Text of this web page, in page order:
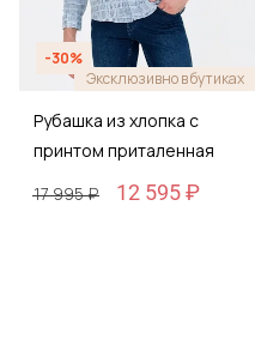
-30%
Эксклюзивно в бутиках
Рубашка из хлопка с
принтом приталенная
17 995 ₽
12 595 ₽